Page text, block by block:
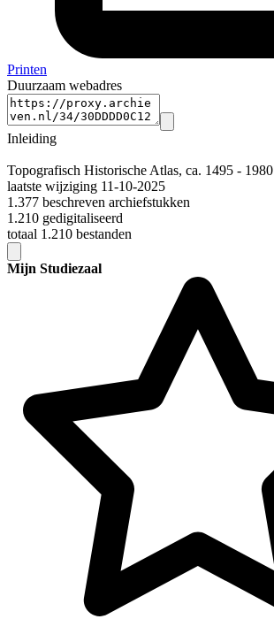
Printen
Duurzaam webadres
Inleiding
Topografisch Historische Atlas, ca. 1495 - 1980
laatste wijziging 11-10-2025
1.377 beschreven archiefstukken
1.210 gedigitaliseerd
totaal 1.210 bestanden
Mijn Studiezaal